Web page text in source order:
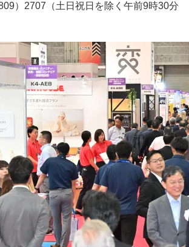
）2707（土日祝日を除く午前9時30分